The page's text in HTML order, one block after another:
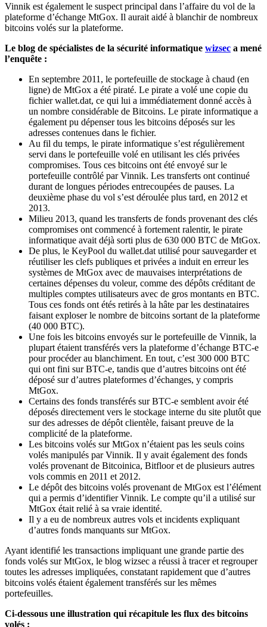
Vinnik est également le suspect principal dans l’affaire du vol de la
plateforme d’échange MtGox. Il aurait aidé à blanchir de nombreux
bitcoins volés sur la plateforme.
Le blog de spécialistes de la sécurité informatique wizsec a mené
l’enquête :
En septembre 2011, le portefeuille de stockage à chaud (en
ligne) de MtGox a été piraté. Le pirate a volé une copie du
fichier wallet.dat, ce qui lui a immédiatement donné accès à
un nombre considérable de Bitcoins. Le pirate informatique a
également pu dépenser tous les bitcoins déposés sur les
adresses contenues dans le fichier.
Au fil du temps, le pirate informatique s’est régulièrement
servi dans le portefeuille volé en utilisant les clés privées
compromises. Tous ces bitcoins ont été envoyé sur le
portefeuille contrôlé par Vinnik. Les transferts ont continué
durant de longues périodes entrecoupées de pauses. La
deuxième phase du vol s’est déroulée plus tard, en 2012 et
2013.
Milieu 2013, quand les transferts de fonds provenant des clés
compromises ont commencé à fortement ralentir, le pirate
informatique avait déjà sorti plus de 630 000 BTC de MtGox.
De plus, le KeyPool du wallet.dat utilisé pour sauvegarder et
réutiliser les clefs publiques et privées a induit en erreur les
systèmes de MtGox avec de mauvaises interprétations de
certaines dépenses du voleur, comme des dépôts créditant de
multiples comptes utilisateurs avec de gros montants en BTC.
Tous ces fonds ont étés retirés à la hâte par les destinataires
faisant exploser le nombre de bitcoins sortant de la plateforme
(40 000 BTC).
Une fois les bitcoins envoyés sur le portefeuille de Vinnik, la
plupart étaient transférés vers la plateforme d’échange BTC-e
pour procéder au blanchiment. En tout, c’est 300 000 BTC
qui ont fini sur BTC-e, tandis que d’autres bitcoins ont été
déposé sur d’autres plateformes d’échanges, y compris
MtGox.
Certains des fonds transférés sur BTC-e semblent avoir été
déposés directement vers le stockage interne du site plutôt que
sur des adresses de dépôt clientèle, faisant preuve de la
complicité de la plateforme.
Les bitcoins volés sur MtGox n’étaient pas les seuls coins
volés manipulés par Vinnik. Il y avait également des fonds
volés provenant de Bitcoinica, Bitfloor et de plusieurs autres
vols commis en 2011 et 2012.
Le dépôt des bitcoins volés provenant de MtGox est l’élément
qui a permis d’identifier Vinnik. Le compte qu’il a utilisé sur
MtGox était relié à sa vraie identité.
Il y a eu de nombreux autres vols et incidents expliquant
d’autres fonds manquants sur MtGox.
Ayant identifié les transactions impliquant une grande partie des
fonds volés sur MtGox, le blog wizsec a réussi à tracer et regrouper
toutes les adresses impliquées, constatant rapidement que d’autres
bitcoins volés étaient également transférés sur les mêmes
portefeuilles.
Ci-dessous une illustration qui récapitule les flux des bitcoins
volés :